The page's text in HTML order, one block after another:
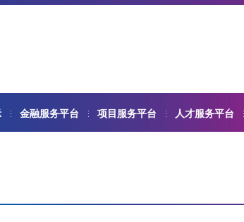
金融服务平台 项目服务平台 人才服务平台